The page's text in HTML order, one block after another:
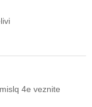
4e veznite